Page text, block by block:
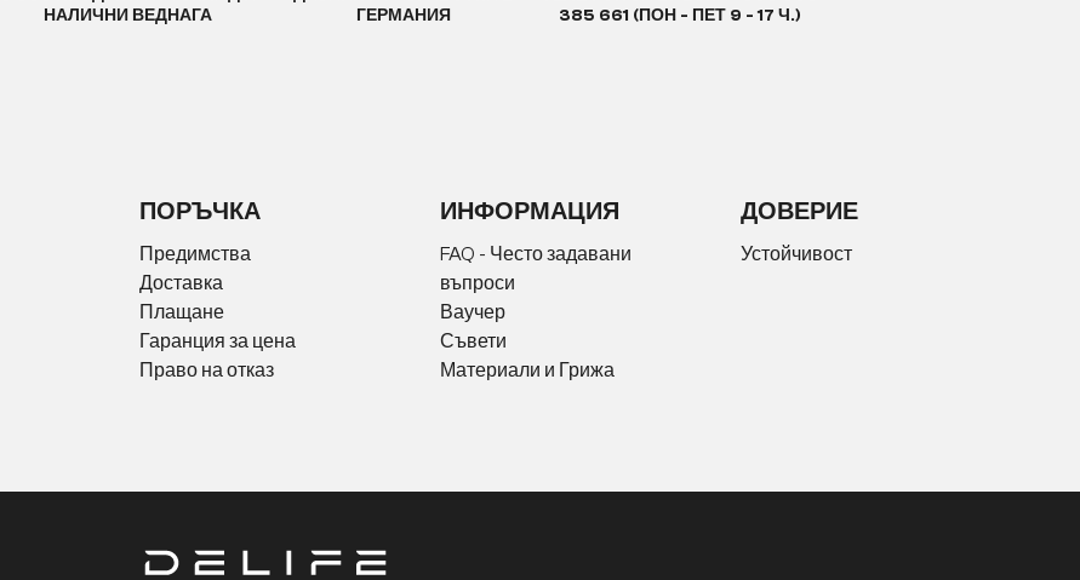
НАЛИЧНИ ВЕДНАГА
ГЕРМАНИЯ
385 661 (ПОН - ПЕТ 9 - 17 Ч.)
ПОРЪЧКА
Предимства
Доставка
Плащане
Гаранция за цена
Право на отказ
ИНФОРМАЦИЯ
FAQ - Често задавани
въпроси
Ваучер
Съвети
Материали и Грижа
ДОВЕРИЕ
Устойчивост